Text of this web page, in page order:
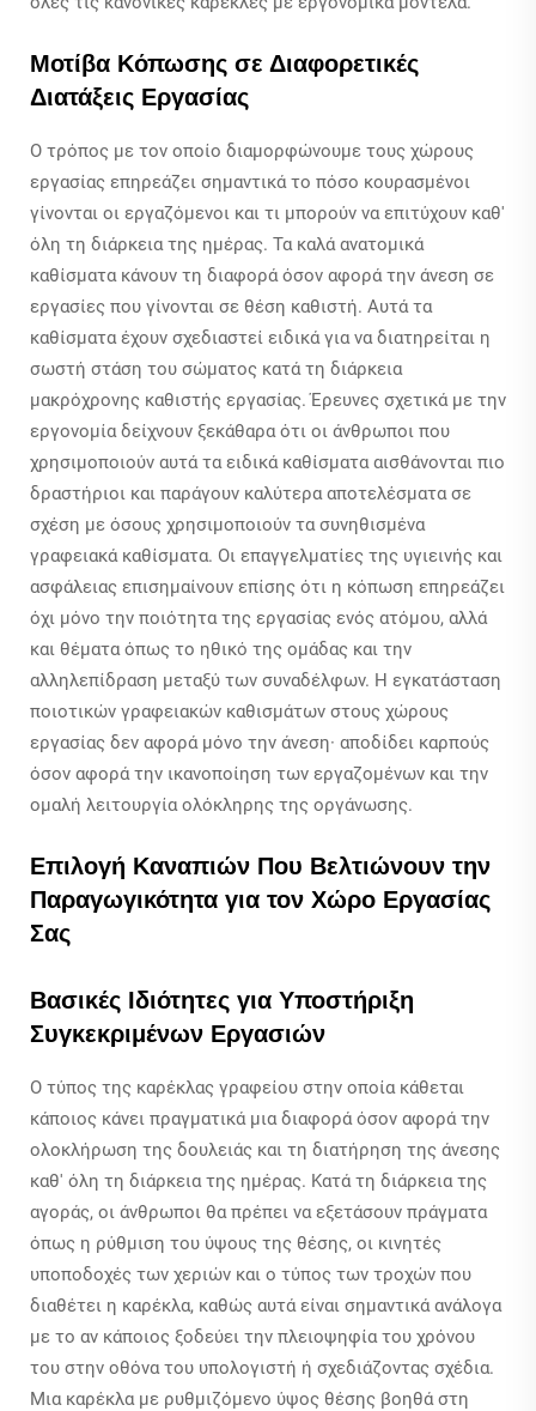
Μοτίβα Κόπωσης σε Διαφορετικές
Διατάξεις Εργασίας
Ο τρόπος με τον οποίο διαμορφώνουμε τους χώρους
εργασίας επηρεάζει σημαντικά το πόσο κουρασμένοι
γίνονται οι εργαζόμενοι και τι μπορούν να επιτύχουν καθ'
όλη τη διάρκεια της ημέρας. Τα καλά ανατομικά
καθίσματα κάνουν τη διαφορά όσον αφορά την άνεση σε
εργασίες που γίνονται σε θέση καθιστή. Αυτά τα
καθίσματα έχουν σχεδιαστεί ειδικά για να διατηρείται η
σωστή στάση του σώματος κατά τη διάρκεια
μακρόχρονης καθιστής εργασίας. Έρευνες σχετικά με την
εργονομία δείχνουν ξεκάθαρα ότι οι άνθρωποι που
χρησιμοποιούν αυτά τα ειδικά καθίσματα αισθάνονται πιο
δραστήριοι και παράγουν καλύτερα αποτελέσματα σε
σχέση με όσους χρησιμοποιούν τα συνηθισμένα
γραφειακά καθίσματα. Οι επαγγελματίες της υγιεινής και
ασφάλειας επισημαίνουν επίσης ότι η κόπωση επηρεάζει
όχι μόνο την ποιότητα της εργασίας ενός ατόμου, αλλά
και θέματα όπως το ηθικό της ομάδας και την
αλληλεπίδραση μεταξύ των συναδέλφων. Η εγκατάσταση
ποιοτικών γραφειακών καθισμάτων στους χώρους
εργασίας δεν αφορά μόνο την άνεση· αποδίδει καρπούς
όσον αφορά την ικανοποίηση των εργαζομένων και την
ομαλή λειτουργία ολόκληρης της οργάνωσης.
Επιλογή Καναπιών Που Βελτιώνουν την
Παραγωγικότητα για τον Χώρο Εργασίας
Σας
Βασικές Ιδιότητες για Υποστήριξη
Συγκεκριμένων Εργασιών
Ο τύπος της καρέκλας γραφείου στην οποία κάθεται
κάποιος κάνει πραγματικά μια διαφορά όσον αφορά την
ολοκλήρωση της δουλειάς και τη διατήρηση της άνεσης
καθ' όλη τη διάρκεια της ημέρας. Κατά τη διάρκεια της
αγοράς, οι άνθρωποι θα πρέπει να εξετάσουν πράγματα
όπως η ρύθμιση του ύψους της θέσης, οι κινητές
υποποδοχές των χεριών και ο τύπος των τροχών που
διαθέτει η καρέκλα, καθώς αυτά είναι σημαντικά ανάλογα
με το αν κάποιος ξοδεύει την πλειοψηφία του χρόνου
του στην οθόνα του υπολογιστή ή σχεδιάζοντας σχέδια.
Μια καρέκλα με ρυθμιζόμενο ύψος θέσης βοηθά στη